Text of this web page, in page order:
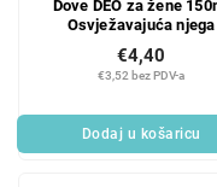
Dove DEO za žene
Osvježavajuća njega
€3,52 bez PDV-a
€4,40
Dodaj u košaricu